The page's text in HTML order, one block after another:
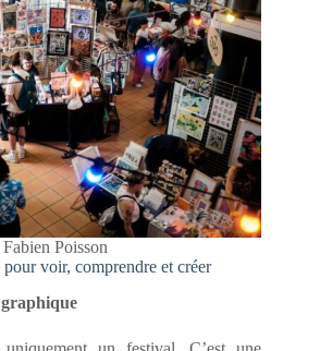
Poisson
voir, comprendre et créer